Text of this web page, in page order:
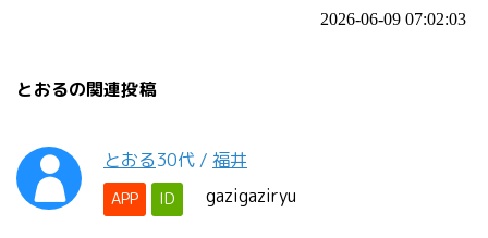
2026-06-09 07:02:03
とおるの関連投稿
とおる30代 / 福井
APP ID gazigaziryu